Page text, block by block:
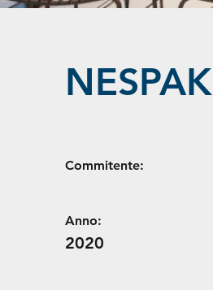
NESPAK
Commitente:
Anno:
2020